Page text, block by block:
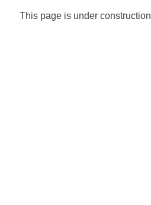
This page is under construction